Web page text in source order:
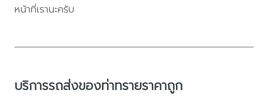
หน้าที่เรานะครับ
บริการรถส่งของท่าทรายราคาถูก